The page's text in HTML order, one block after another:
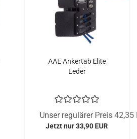
AAE Ankertab Elite
Leder
Unser regulärer Preis 42,35
Jetzt nur 33,90 EUR